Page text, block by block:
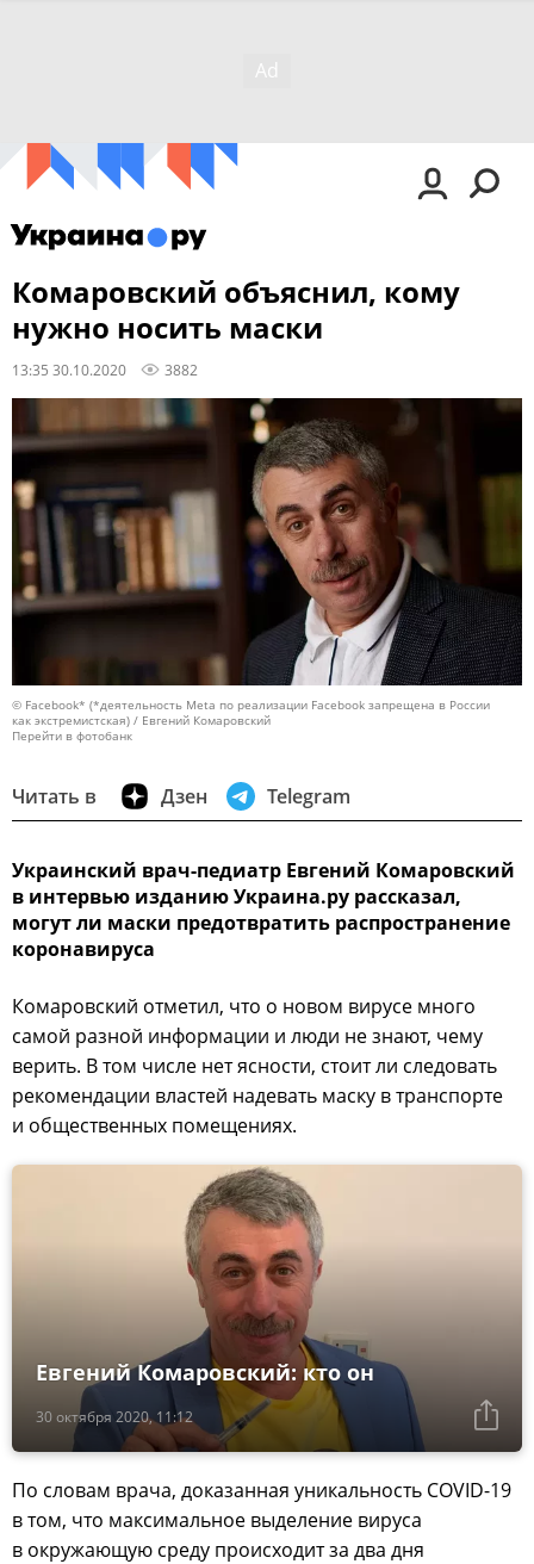
Комаровский объяснил, кому
нужно носить маски
13:35 30.10.2020 3882
© Facebook* (*деятельность Meta по реализации Facebook запрещена в России
как экстремистская) / Евгений Комаровский
Перейти в фотобанк
Читать в Дзен Telegram
Украинский врач-педиатр Евгений Комаровский
в интервью изданию Украина.ру рассказал,
могут ли маски предотвратить распространение
коронавируса
Комаровский отметил, что о новом вирусе много
самой разной информации и люди не знают, чему
верить. В том числе нет ясности, стоит ли следовать
рекомендации властей надевать маску в транспорте
и общественных помещениях.
30 октября 2020, 11:12
Евгений Комаровский: кто он
По словам врача, доказанная уникальность COVID-19
в том, что максимальное выделение вируса
в окружающую среду происходит за два дня